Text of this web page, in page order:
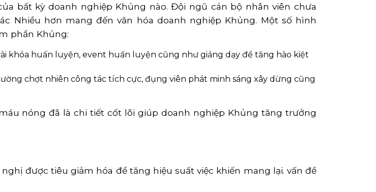
bất kỳ doanh nghiệp Khủng nào. Đội ngũ cán bộ nhân viên chưa
Nhiều hơn mang đến văn hóa doanh nghiệp Khủng. Một số hình
phần Khủng:
khóa huấn luyện, event huấn luyện cũng như giảng dạy để tăng hào kiệt
chợt nhiên công tác tích cực, đụng viên phát minh sáng xây dừng cũng
nóng đã là chi tiết cốt lõi giúp doanh nghiệp Khủng tăng trưởng
được tiêu giảm hóa để tăng hiệu suất việc khiến mang lại. vấn đề